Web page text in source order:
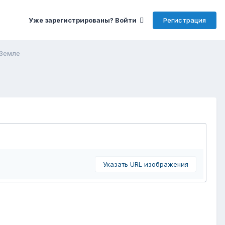
Уже зарегистрированы? Войти Регистрация
Указать URL изображения